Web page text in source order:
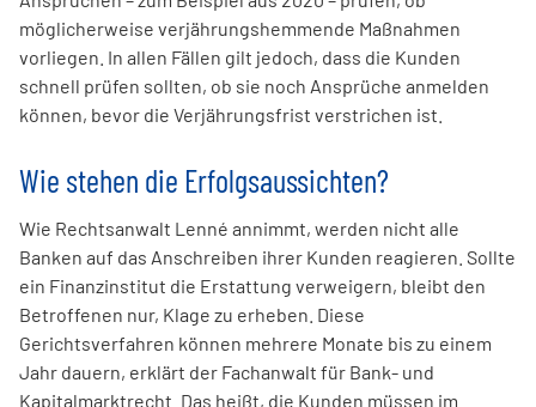
möglicherweise verjährungshemmende Maßnahmen
vorliegen. In allen Fällen gilt jedoch, dass die Kunden
schnell prüfen sollten, ob sie noch Ansprüche anmelden
können, bevor die Verjährungsfrist verstrichen ist.
Wie stehen die Erfolgsaussichten?
Wie Rechtsanwalt Lenné annimmt, werden nicht alle
Banken auf das Anschreiben ihrer Kunden reagieren. Sollte
ein Finanzinstitut die Erstattung verweigern, bleibt den
Betroffenen nur, Klage zu erheben. Diese
Gerichtsverfahren können mehrere Monate bis zu einem
Jahr dauern, erklärt der Fachanwalt für Bank- und
Kapitalmarktrecht. Das heißt, die Kunden müssen im